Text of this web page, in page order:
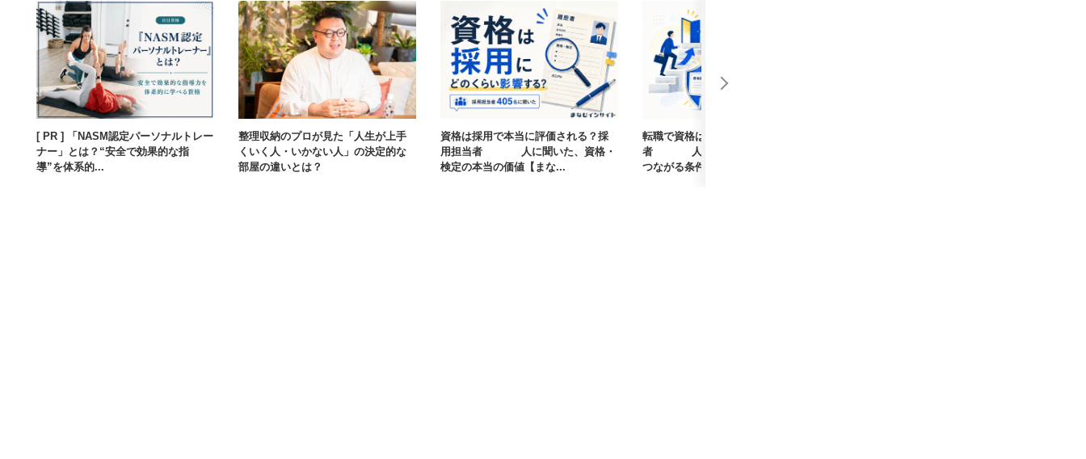
[ PR ] 「NASM認定パーソナルトレー
ナー」とは？“安全で効果的な指
導”を体系的...
整理収納のプロが見た「人生が上手
くいく人・いかない人」の決定的な
部屋の違いとは？
資格は採用で本当に評価される？採
用担当者405人に聞いた、資格・
検定の本当の価値【まな...
転職で資格は武器になる？採用担当
者405人に聞いた、資格が評価に
つながる条件【まなびイ...